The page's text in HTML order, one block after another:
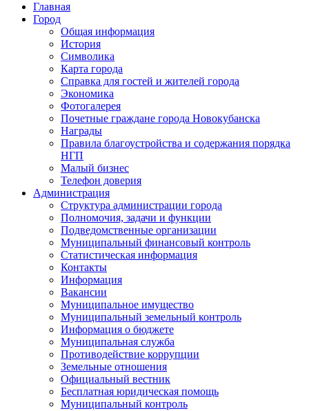
Главная
Город
Общая информация
История
Символика
Карта города
Справка для гостей и жителей города
Экономика
Фотогалерея
Почетные граждане города Новокубанска
Награды
Правила благоустройства и содержания порядка
НГП
Малый бизнес
Телефон доверия
Администрация
Структура администрации города
Полномочия, задачи и функции
Подведомственные организации
Муниципальный финансовый контроль
Статистическая информация
Контакты
Информация
Вакансии
Муниципальное имущество
Муниципальный земельный контроль
Информация о бюджете
Муниципальная служба
Противодействие коррупции
Земельные отношения
Официальный вестник
Бесплатная юридическая помощь
Муниципальный контроль